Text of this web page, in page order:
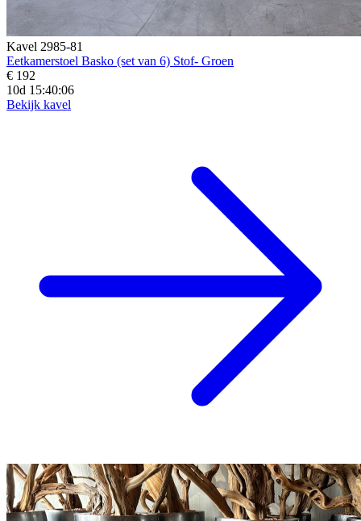
Kavel 2985-81
Eetkamerstoel Basko (set van 6) Stof- Groen
€ 192
10d 15:40:04
Bekijk kavel